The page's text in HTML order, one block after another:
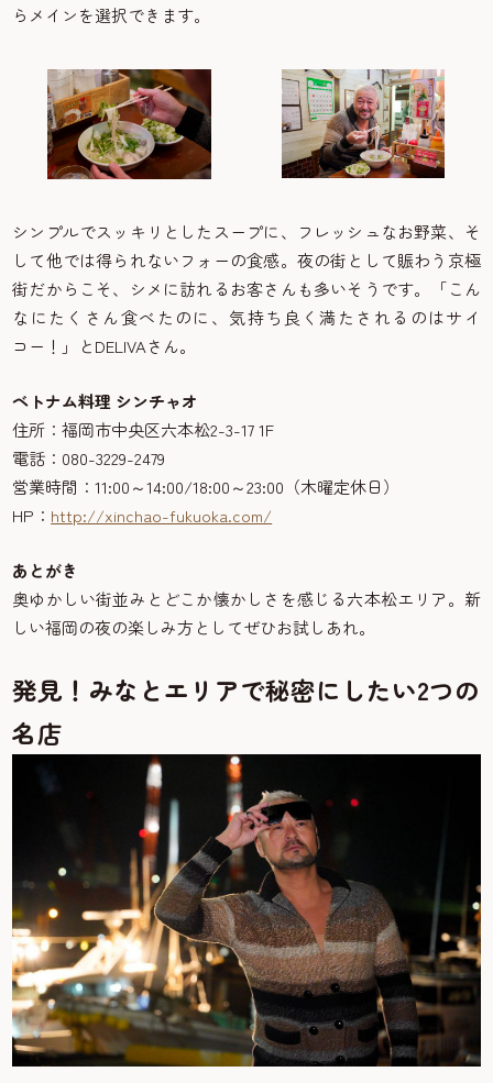
らメインを選択できます。
シンプルでスッキリとしたスープに、フレッシュなお野菜、そ
して他では得られないフォーの食感。夜の街として賑わう京極
街だからこそ、シメに訪れるお客さんも多いそうです。「こん
なにたくさん食べたのに、気持ち良く満たされるのはサイ
コー！」とDELIVAさん。
ベトナム料理 シンチャオ
住所：福岡市中央区六本松2-3-17 1F
電話：080-3229-2479
営業時間：11:00～14:00/18:00～23:00（木曜定休日）
HP： http://xinchao-fukuoka.com/
あとがき
奥ゆかしい街並みとどこか懐かしさを感じる六本松エリア。新
しい福岡の夜の楽しみ方としてぜひお試しあれ。
発見！みなとエリアで秘密にしたい2つの
名店